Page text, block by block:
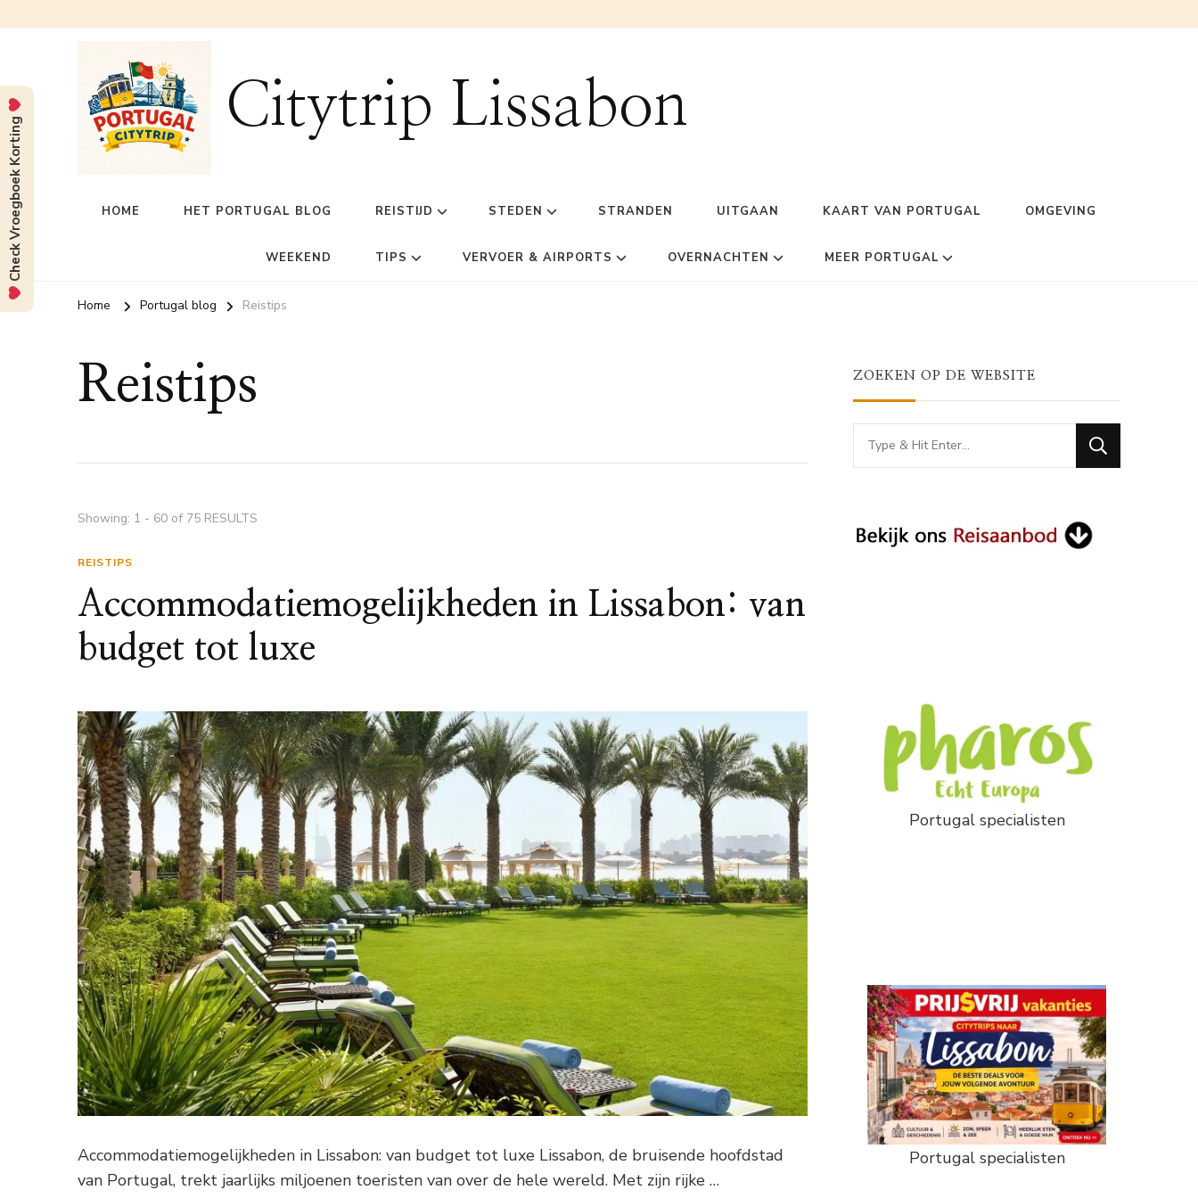
Citytrip Lissabon
HOME HET PORTUGAL BLOG REISTIJD STEDEN STRANDEN UITGAAN KAART VAN PORTUGAL OMGEVING
WEEKEND TIPS VERVOER & AIRPORTS OVERNACHTEN MEER PORTUGAL
Home Portugal blog Reistips
Reistips
Showing: 1 - 60 of 75 RESULTS
REISTIPS
Accommodatiemogelijkheden in Lissabon: van
budget tot luxe
Accommodatiemogelijkheden in Lissabon: van budget tot luxe Lissabon, de bruisende hoofdstad
van Portugal, trekt jaarlijks miljoenen toeristen van over de hele wereld. Met zijn rijke …
ZOEKEN OP DE WEBSITE
Looking
for
Portugal specialisten
Portugal specialisten
Check Vroegboek Korting